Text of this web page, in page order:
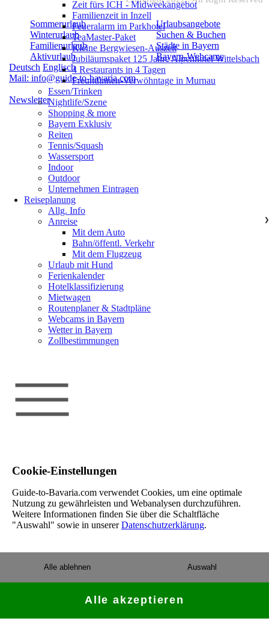
Sommerurlaub
Winterurlaub
Familienurlaub
Aktivurlaub
Urlaubsangebote
Suchen & Buchen
Städte in Bayern
Bayern-Webcams
Deutsch Englisch
Mail: info@guide-to-bavaria.com
Newsletter
Zeit fürs ICH - Midweekangebot
Familienzeit in Inzell
Feueralarm im Parkhotel
TeaMaster-Paket
Kleine Bergwiesen-Auszeit
Jubiläumspaket 125 Jahre Alpenhotel Wittelsbach
4 Restaurants in 4 Tagen
Freundinnen-Verwöhntage in Murnau
Essen/Trinken
Nightlife/Szene
Shopping & more
Bayern Exklusiv
Reiten
Tennis/Squash
Wassersport
Indoor
Outdoor
Unternehmen Eintragen
Reiseplanung
Allg. Info
Anreise
❯
Mit dem Auto
Bahn/öffentl. Verkehr
Mit dem Flugzeug
Urlaub mit Hund
Ferienkalender
Hotelklassifizierung
Mietwagen
Routenplaner & Stadtpläne
Webcams in Bayern
Wetter in Bayern
Zollbestimmungen
Cookie-Einstellungen
Guide-to-Bavaria.com verwendet Cookies, um eine optimale
Nutzung zu gewährleisten und Webanalysen durchzuführen.
Weitere Informationen finden Sie über die Schaltfläche
"Auswahl" sowie in unsererDatenschutzerklärung.
Auswahl
Alle ablehnen
Alle akzeptieren